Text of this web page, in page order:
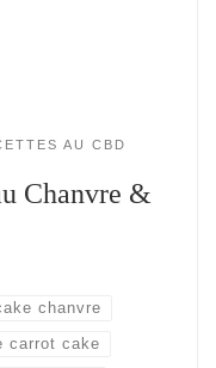
AU CBD
Chanvre &
chanvre
carrot cake